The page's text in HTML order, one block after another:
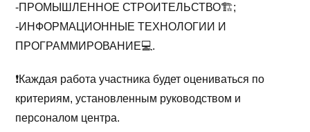
-ПРОМЫШЛЕННОЕ СТРОИТЕЛЬСТВО🏗;
-ИНФОРМАЦИОННЫЕ ТЕХНОЛОГИИ И
ПРОГРАММИРОВАНИЕ💻.
❗️Каждая работа участника будет оцениваться по
критериям, установленным руководством и
персоналом центра.